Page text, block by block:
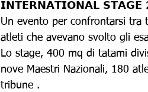
𝗜𝗡𝗧𝗘𝗥𝗡𝗔𝗧𝗜𝗢𝗡𝗔𝗟 𝗦𝗧𝗔𝗚𝗘
Un evento per confrontarsi tra
atleti che avevano svolto gli
Lo stage, 400 mq di tatami
nove Maestri Nazionali, 180
tribune .